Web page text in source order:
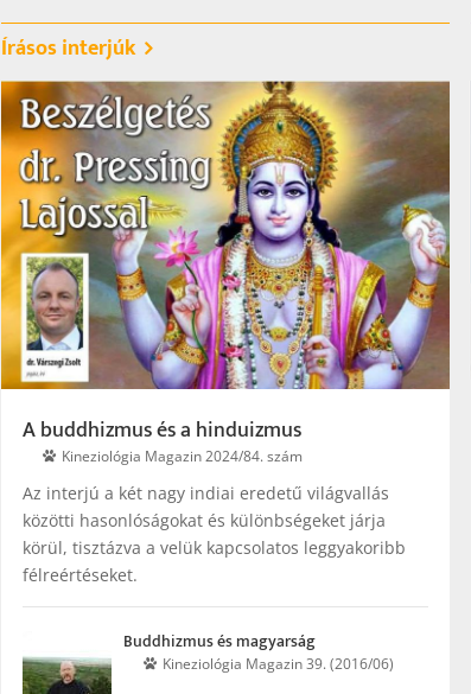
Írásos interjúk
A buddhizmus és a hinduizmus
Kineziológia Magazin 2024/84. szám
Az interjú a két nagy indiai eredetű világvallás
közötti hasonlóságokat és különbségeket járja
körül, tisztázva a velük kapcsolatos leggyakoribb
félreértéseket.
Buddhizmus és magyarság
Kinezio­lógia Maga­zin 39. (2016/06)